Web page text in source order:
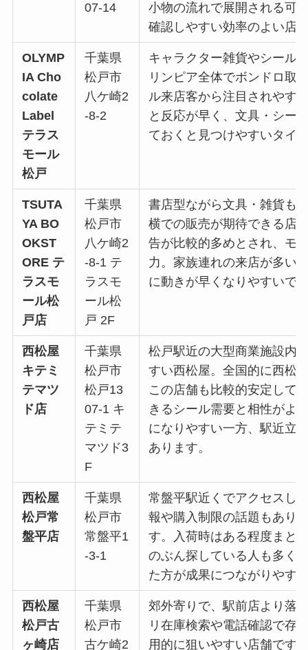
07-14
小物の流れで展開される可
確認しやすい効率のよい店
OLYMP
IA Cho
colate
Label
テラス
モール
松戸
千葉県
松戸市
八ケ崎2
-8-2
キャラクター雑貨やシール
リンピア全体でボンドロ取
ル来店客から注目されやす
と反応が早く、文具・シー
ておくと見つけやすいタイ
TSUTA
YA BO
OKST
ORE テ
ラスモ
ール松
戸店
千葉県
松戸市
八ケ崎2
-8-1 テ
ラスモ
ール松
戸 2F
書店型ながら文具・雑貨も
横での販売が期待できる店
告が比較的多めとされ、モ
力。家族連れの来店が多い
に動きが早くなりやすいで
西松屋
キテミ
テマツ
ド店
千葉県
松戸市
松戸13
07-1 キ
テミテ
マツド3
F
松戸駅近の大型商業施設内
すい西松屋。全国的に西松
この店舗も比較的安定して
きるシール需要と相性がよ
になりやすい一方、駅近立
あります。
西松屋
松戸常
盤平店
千葉県
松戸市
常盤平1
-3-1
常盤平駅近くでアクセスし
報や購入制限の話題もあり
す。入荷時はある程度まと
のぶん探している人も多く
た方が成果につながりやす
西松屋
松戸古
ヶ崎店
千葉県
松戸市
古ケ崎2
郊外寄りで、駅前店より落
リ在庫検索や電話確認で存
用的に狙いやすい店舗です